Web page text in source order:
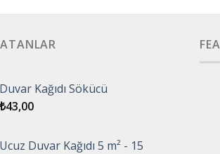
Duvar Kağıdı Sökücü
₺43,00
Ucuz Duvar Kağıdı 5 m² - 15